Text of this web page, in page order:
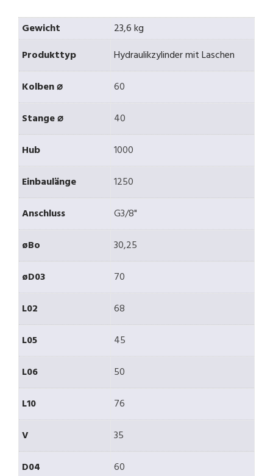
Gewicht
23,6 kg
Produkttyp
Hydraulikzylinder mit Laschen
Kolben ⌀
60
Stange ⌀
40
Hub
1000
Einbaulänge
1250
Anschluss
G3/8"
øBo
30,25
øD03
70
L02
68
L05
45
L06
50
L10
76
V
35
D04
60